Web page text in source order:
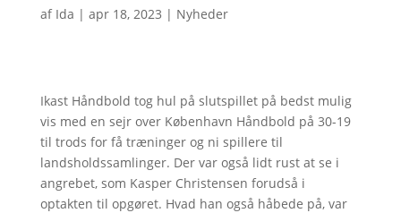
af Ida | apr 18, 2023 | Nyheder
Ikast Håndbold tog hul på slutspillet på bedst mulig
vis med en sejr over København Håndbold på 30-19
til trods for få træninger og ni spillere til
landsholdssamlinger. Der var også lidt rust at se i
angrebet, som Kasper Christensen forudså i
optakten til opgøret. Hvad han også håbede på, var